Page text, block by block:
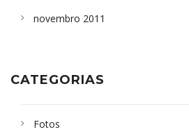
novembro 2011
CATEGORIAS
Fotos